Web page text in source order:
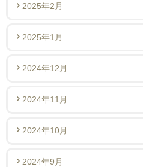
2025年2月
2025年1月
2024年12月
2024年11月
2024年10月
2024年9月